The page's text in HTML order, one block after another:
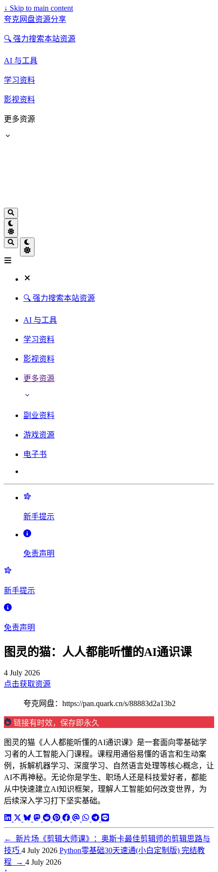
↓ Skip to main content
夸克网盘资源分享
🔍 强力搜索本站资源
AI 与工具
学习资料
影视资料
更多资源
🔍 强力搜索本站资源
AI 与工具
学习资料
影视资料
更多资源
副业资料
游戏资源
电子书
新手提示
免责声明
新手提示
免责声明
图灵的猫：人人都能听懂的AI通识课
4 July 2026
点击获取资源
夸克网盘：https://pan.quark.cn/s/88883d2a13b2
链接有时效，保存即永久
图灵的猫《人人都能听懂的AI通识课》是一套面向零基础学
习者的人工智能入门课程。课程用通俗易懂的语言和生动案
例，拆解机器学习、深度学习、自然语言处理等核心概念，让
AI不再神秘。无论你是学生、职场人还是科技爱好者，都能
从中快速建立AI知识框架，理解人工智能如何改变世界，为
后续深入学习打下坚实基础。
←
新片场《剪辑大师课》：奥斯卡最佳剪辑师的剪辑思路与
技巧 4 July 2026 Python零基础30天速通(小白定制版) 完结教
程
→ 4 July 2026